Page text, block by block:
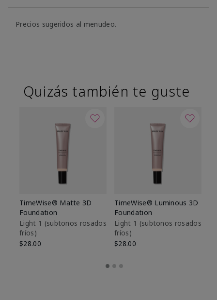
Precios sugeridos al menudeo.
Quizás también te guste
TimeWise® Matte 3D
Foundation
Light 1​ (subtonos rosados
fríos)
$28.00
TimeWise® Luminous 3D
Foundation
Light 1​ (subtonos rosados
fríos)
$28.00